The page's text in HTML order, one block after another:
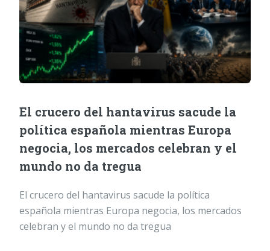
El crucero del hantavirus sacude la
política española mientras Europa
negocia, los mercados celebran y el
mundo no da tregua
El crucero del hantavirus sacude la política
española mientras Europa negocia, los mercados
celebran y el mundo no da tregua